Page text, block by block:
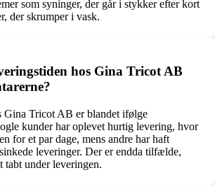
som syninger, der går i stykker efter kort
der skrumper i vask.
hos Gina Tricot AB
Gina Tricot AB er blandet ifølge
kunder har oplevet hurtig levering, hvor
for et par dage, mens andre har haft
leveringer. Der er endda tilfælde,
tabt under leveringen.